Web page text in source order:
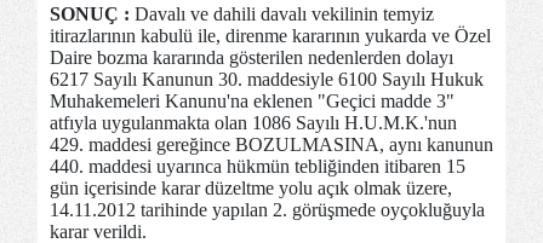
SONUÇ : Davalı ve dahili davalı vekilinin temyiz
itirazlarının kabulü ile, direnme kararının yukarda ve Özel
Daire bozma kararında gösterilen nedenlerden dolayı
6217 Sayılı Kanunun 30. maddesiyle 6100 Sayılı Hukuk
Muhakemeleri Kanunu'na eklenen "Geçici madde 3"
atfıyla uygulanmakta olan 1086 Sayılı H.U.M.K.'nun
429. maddesi gereğince BOZULMASINA, aynı kanunun
440. maddesi uyarınca hükmün tebliğinden itibaren 15
gün içerisinde karar düzeltme yolu açık olmak üzere,
14.11.2012 tarihinde yapılan 2. görüşmede oyçokluğuyla
karar verildi.